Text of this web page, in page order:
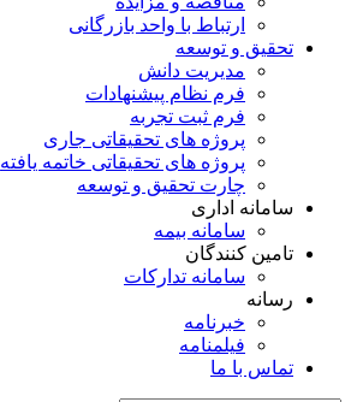
ارتباط با واحد بازرگانی
تحقیق و توسعه
مدیریت دانش
فرم نظام پیشنهادات
فرم ثبت تجربه
پروژه های تحقیقاتی جاری
پروژه های تحقیقاتی خاتمه یافته
چارت تحقیق و توسعه
سامانه اداری
سامانه بیمه
تامین کنندگان
سامانه تدارکات
رسانه
خبرنامه
فیلمنامه
تماس با ما